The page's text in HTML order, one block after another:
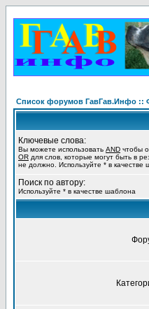
Список форумов ГавГав.Инфо ::
Ключевые слова:
Вы можете использовать AND чтобы
OR для слов, которые могут быть в
не должно. Используйте * в качестве
Поиск по автору:
Используйте * в качестве шаблона